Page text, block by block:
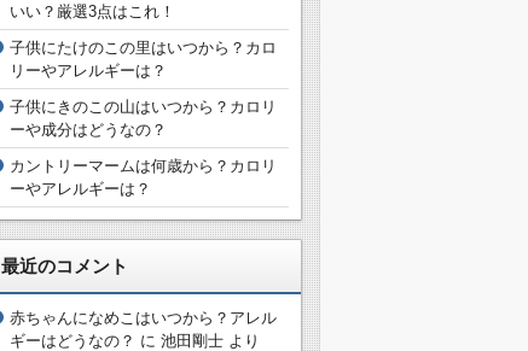
いい？厳選3点はこれ！
子供にたけのこの里はいつから？カロ
リーやアレルギーは？
子供にきのこの山はいつから？カロリ
ーや成分はどうなの？
カントリーマームは何歳から？カロリ
ーやアレルギーは？
最近のコメント
赤ちゃんになめこはいつから？アレル
ギーはどうなの？ に 池田剛士 より